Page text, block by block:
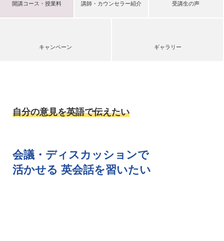
開講コース・授業料 講師・カウンセラー紹介 受講生の声
キャンペーン ギャラリー
自分の意見を英語で伝えたい
会議・ディスカッションで
活かせる 英会話を習いたい